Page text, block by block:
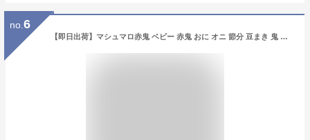
no. 6
【即日出荷】マシュマロ赤鬼 ベビー 赤鬼 おに オニ 節分 豆まき 鬼 コスプレ コスチューム ベビーサイズ 赤ちゃん クリアストーン 4560320884361